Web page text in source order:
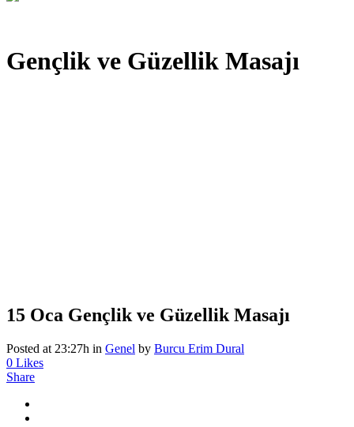
Gençlik ve Güzellik Masajı
15 Oca Gençlik ve Güzellik Masajı
Posted at 23:27h in Genel by Burcu Erim Dural
0 Likes
Share